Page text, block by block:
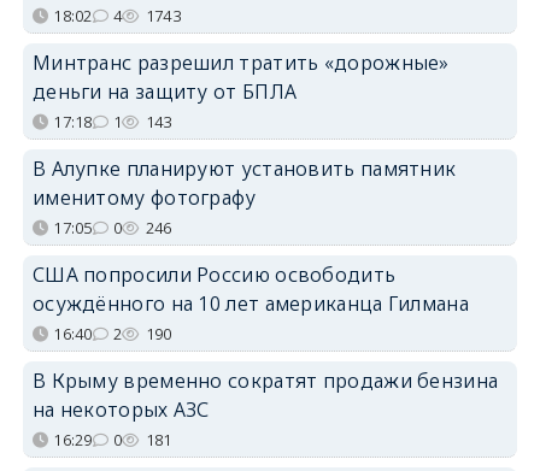
18:02 4 1743
Минтранс разрешил тратить «дорожные»
деньги на защиту от БПЛА
17:18 1 143
В Алупке планируют установить памятник
именитому фотографу
17:05 0 246
США попросили Россию освободить
осуждённого на 10 лет американца Гилмана
16:40 2 190
В Крыму временно сократят продажи бензина
на некоторых АЗС
16:29 0 181